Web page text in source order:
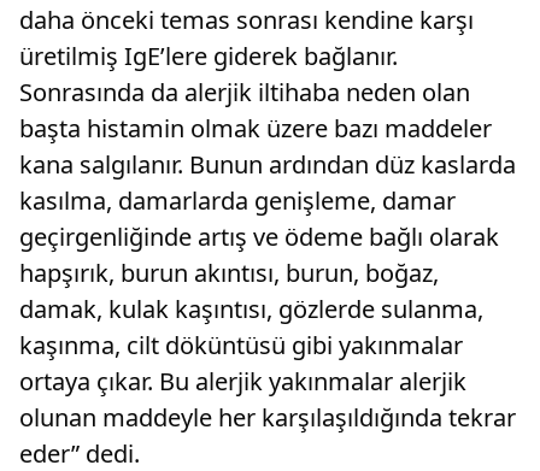
daha önceki temas sonrası kendine karşı
üretilmiş IgE’lere giderek bağlanır.
Sonrasında da alerjik iltihaba neden olan
başta histamin olmak üzere bazı maddeler
kana salgılanır. Bunun ardından düz kaslarda
kasılma, damarlarda genişleme, damar
geçirgenliğinde artış ve ödeme bağlı olarak
hapşırık, burun akıntısı, burun, boğaz,
damak, kulak kaşıntısı, gözlerde sulanma,
kaşınma, cilt döküntüsü gibi yakınmalar
ortaya çıkar. Bu alerjik yakınmalar alerjik
olunan maddeyle her karşılaşıldığında tekrar
eder” dedi.